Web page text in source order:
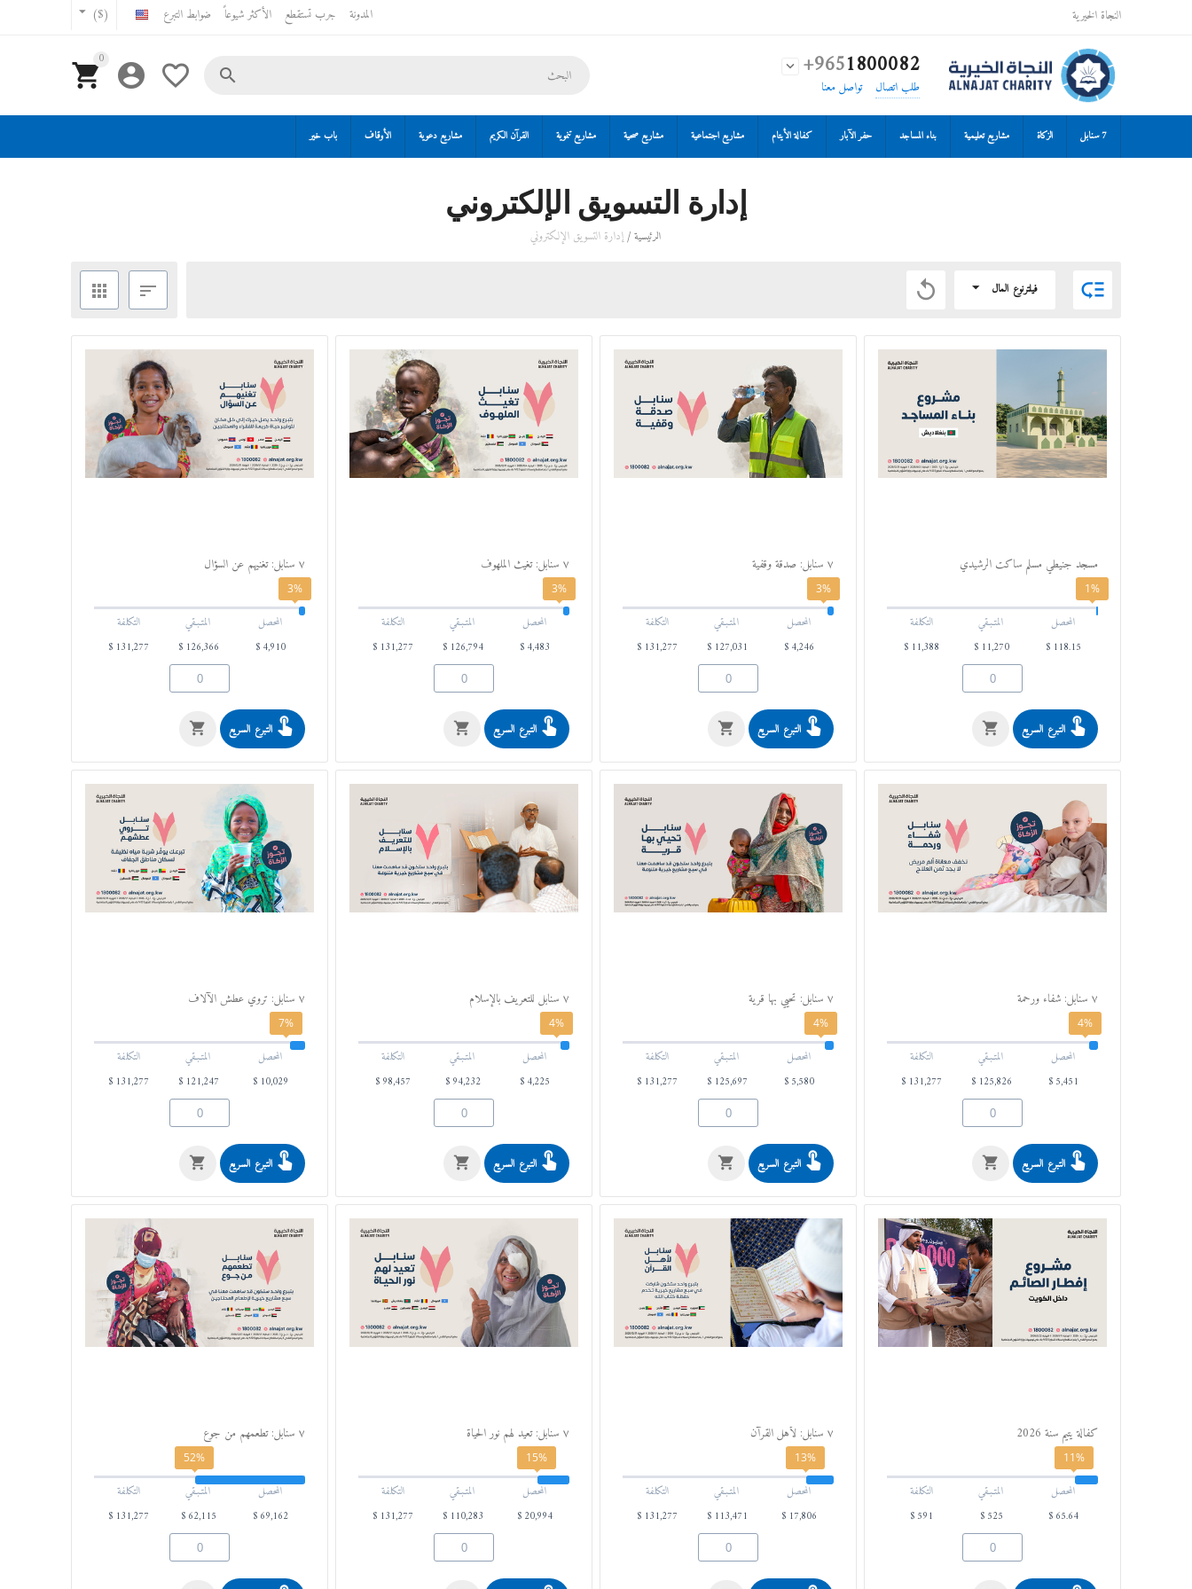
النجاة الخيرية ($) المدونة جرب تستقطع الأكثر شيوعاً ضوابط التبرع
+9651800082

طلب اتصال تواصل معنا
0
   
7 سنابل الزكاة مشاريع تعليمية بناء المساجد حفر الآبار كفالة الأيتام مشاريع اجتماعية مشاريع صحية مشاريع تنموية القرآن الكريم مشاريع دعوية الأوقاف باب خير
إدارة التسويق الإلكتروني
الرئيسية/إدارة التسويق الإلكتروني
 فيلترنوع المال 


مسجد جنيطي مسلم ساكت الرشيدي
1%
المحصل
118.15
$
المتـبـقي
11,270
$
التكلفة
11,388
$
التبرع السريع
٧ سنابل: صدقة وقفية
3%
المحصل
4,246
$
المتـبـقي
127,031
$
التكلفة
131,277
$
التبرع السريع
٧ سنابل: تغيث الملهوف
3%
المحصل
4,483
$
المتـبـقي
126,794
$
التكلفة
131,277
$
التبرع السريع
٧ سنابل: تغنيهم عن السؤال
3%
المحصل
4,910
$
المتـبـقي
126,366
$
التكلفة
131,277
$
التبرع السريع
٧ سنابل: شفاء ورحمة
4%
المحصل
5,451
$
المتـبـقي
125,826
$
التكلفة
131,277
$
التبرع السريع
٧ سنابل: تُحيي بها قرية
4%
المحصل
5,580
$
المتـبـقي
125,697
$
التكلفة
131,277
$
التبرع السريع
۷ سنابل للتعريف بالإسلام
4%
المحصل
4,225
$
المتـبـقي
94,232
$
التكلفة
98,457
$
التبرع السريع
٧ سنابل: تروي عطش الآلاف
7%
المحصل
10,029
$
المتـبـقي
121,247
$
التكلفة
131,277
$
التبرع السريع
كفالة يتيم سنة 2026
11%
المحصل
65.64
$
المتـبـقي
525
$
التكلفة
591
$
٧ سنابل: لأهل القرآن
13%
المحصل
17,806
$
المتـبـقي
113,471
$
التكلفة
131,277
$
۷ سنابل: تعيد لهم نور الحياة
15%
المحصل
20,994
$
المتـبـقي
110,283
$
التكلفة
131,277
$
٧ سنابل: تطعمهم من جوع
52%
المحصل
69,162
$
المتـبـقي
62,115
$
التكلفة
131,277
$